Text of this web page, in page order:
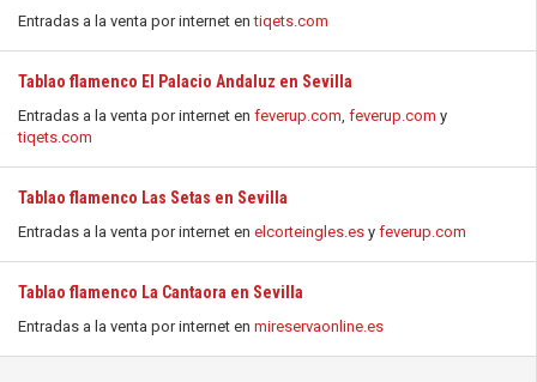
Entradas a la venta por internet entiqets.com
Tablao flamenco El Palacio Andaluz en Sevilla
Entradas a la venta por internet en feverup.com, feverup.com y
tiqets.com
Tablao flamenco Las Setas en Sevilla
Entradas a la venta por internet en elcorteingles.es y feverup.com
Tablao flamenco La Cantaora en Sevilla
Entradas a la venta por internet en mireservaonline.es